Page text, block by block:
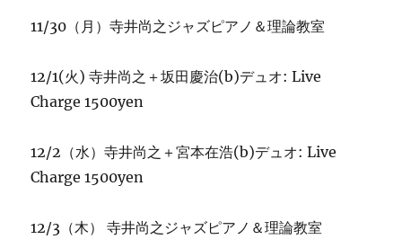
11/30（月）寺井尚之ジャズピアノ＆理論教室
12/1(火) 寺井尚之＋坂田慶治(b)デュオ: Live
Charge 1500yen
12/2（水）寺井尚之＋宮本在浩(b)デュオ: Live
Charge 1500yen
12/3（木） 寺井尚之ジャズピアノ＆理論教室